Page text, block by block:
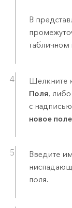
В
табличном
Щелкните
Поля,
с надписью
новое поле
Введите
поля.